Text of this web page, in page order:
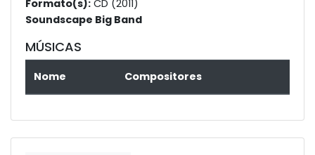
Formato(s): CD (2011)
Soundscape Big Band
MÚSICAS
Nome Compositores